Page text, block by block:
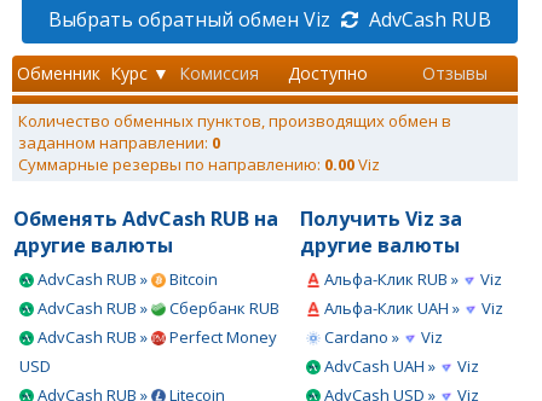
Выбрать обратный обмен Viz AdvCash RUB
Обменник Курс ▼ Комиссия Доступно Отзывы
Количество обменных пунктов, производящих обмен в
заданном направлении: 0
Суммарные резервы по направлению: 0.00Viz
Обменять AdvCash RUB на
другие валюты
AdvCash RUB »
Bitcoin
AdvCash RUB »
Сбербанк RUB
AdvCash RUB »
Perfect Money
USD
AdvCash RUB »
Litecoin
Получить Viz за
другие валюты
Альфа-Клик RUB »
Viz
Альфа-Клик UAH »
Viz
Cardano »
Viz
AdvCash UAH »
Viz
AdvCash USD »
Viz